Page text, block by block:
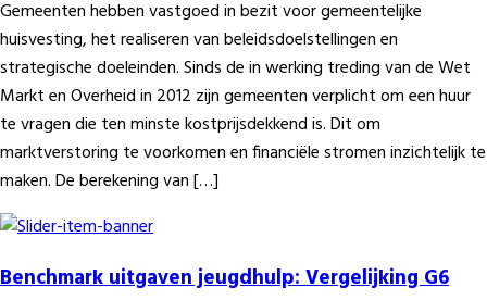
Gemeenten hebben vastgoed in bezit voor gemeentelijke
huisvesting, het realiseren van beleidsdoelstellingen en
strategische doeleinden. Sinds de in werking treding van de Wet
Markt en Overheid in 2012 zijn gemeenten verplicht om een huur
te vragen die ten minste kostprijsdekkend is. Dit om
marktverstoring te voorkomen en financiële stromen inzichtelijk te
maken. De berekening van […]
Benchmark uitgaven jeugdhulp: Vergelijking G6